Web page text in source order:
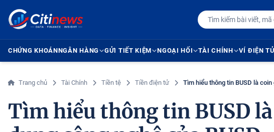
CHỨNG KHOÁNNGÂN HÀNG GỬI TIẾT KIỆM NGOẠI HỐI TÀI CHÍNH VÍ ĐIỆN
Trang chủ Tài Chính Tiền tệ Tiền điện tử Tìm hiểu thông tin BUSD là
Tìm hiểu thông tin BUSD